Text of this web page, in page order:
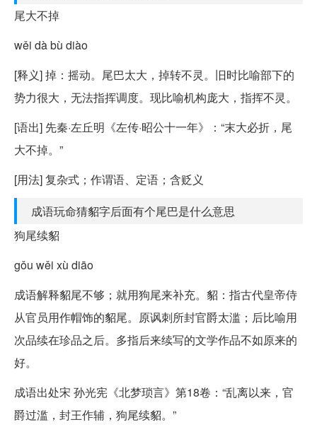
尾大不掉
wěi dà bù diào
[释义] 掉：摇动。尾巴太大，掉转不灵。旧时比喻部下的
势力很大，无法指挥调度。现比喻机构庞大，指挥不灵。
[语出] 先秦·左丘明《左传·昭公十一年》：“末大必折，尾
大不掉。”
[用法] 复杂式；作谓语、定语；含贬义
成语玩命猜貂字后面有个尾巴是什么意思
狗尾续貂
gǒu wěi xù diāo
成语解释貂尾不够；就用狗尾来补充。貂：指古代皇帝侍
从官员用作帽饰的貂尾。原讽刺所封官爵太滥；后比喻用
次品续在珍品之后。多指后来续写的文学作品不如原来的
好。
成语出处宋 孙光宪《北梦琐言》第18卷：“乱离以来，官
爵过滥，封王作辅，狗尾续貂。”